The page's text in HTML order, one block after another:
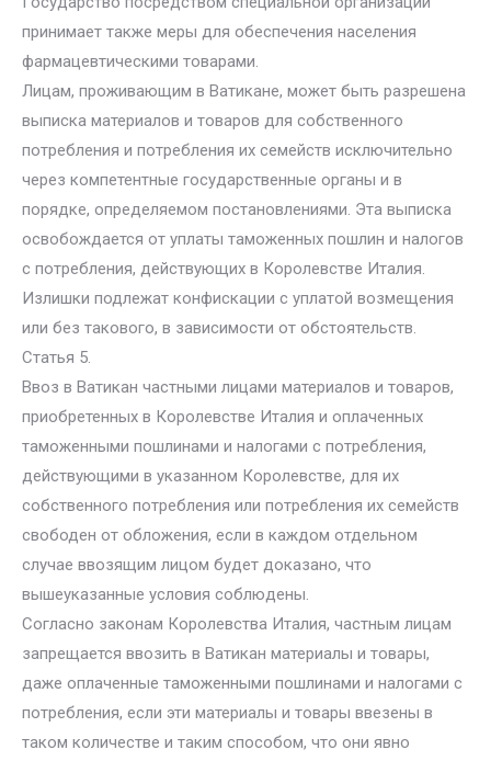
принимает также меры для обеспечения населения
фармацевтическими товарами.
Лицам, проживающим в Ватикане, может быть разрешена
выписка материалов и товаров для собственного
потребления и потребления их семейств исключительно
через компетентные государственные органы и в
порядке, определяемом постановлениями. Эта выписка
освобождается от уплаты таможенных пошлин и налогов
с потребления, действующих в Королевстве Италия.
Излишки подлежат конфискации с уплатой возмещения
или без такового, в зависимости от обстоятельств.
Статья 5.
Ввоз в Ватикан частными лицами материалов и товаров,
приобретенных в Королевстве Италия и оплаченных
таможенными пошлинами и налогами с потребления,
действующими в указанном Королевстве, для их
собственного потребления или потребления их семейств
свободен от обложения, если в каждом отдельном
случае ввозящим лицом будет доказано, что
вышеуказанные условия соблюдены.
Согласно законам Королевства Италия, частным лицам
запрещается ввозить в Ватикан материалы и товары,
даже оплаченные таможенными пошлинами и налогами с
потребления, если эти материалы и товары ввезены в
таком количестве и таким способом, что они явно